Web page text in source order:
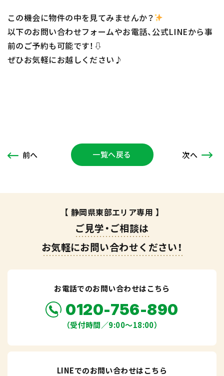
この機会に物件の中を見てみませんか？
以下のお問い合わせフォームやお電話、公式LINEから事
前のご予約も可能です！⇩
ぜひお気軽にお越しください♪
前へ 一覧へ戻る 次へ
【 静岡県東部エリア専用 】
ご見学・ご相談は
お気軽にお問い合わせください！
お電話でのお問い合わせはこちら
0120-756-890
（受付時間／9:00〜18:00）
LINEでのお問い合わせはこちら